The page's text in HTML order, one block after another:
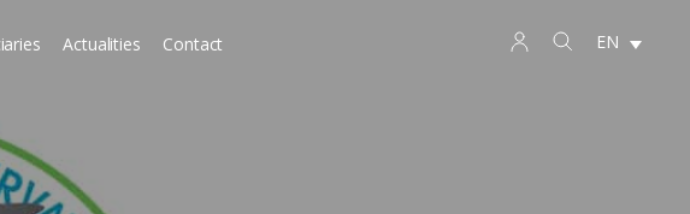
Actualities Contact EN